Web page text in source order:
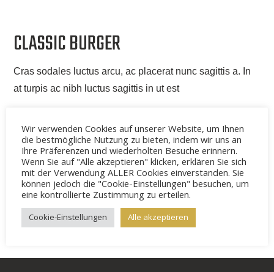
CLAS­SIC BURGER
Cras soda­les luc­tus arcu, ac pla­ce­rat nunc sagit­tis a. In
at tur­pis ac nibh luc­tus sagit­tis in ut est
Deli­cious Meet
Wir verwenden Cookies auf unserer Website, um Ihnen
die bestmögliche Nutzung zu bieten, indem wir uns an
Ihre Präferenzen und wiederholten Besuche erinnern.
Wenn Sie auf "Alle akzeptieren" klicken, erklären Sie sich
mit der Verwendung ALLER Cookies einverstanden. Sie
können jedoch die "Cookie-Einstellungen" besuchen, um
eine kontrollierte Zustimmung zu erteilen.
Cookie-Einstellungen Alle akzeptieren